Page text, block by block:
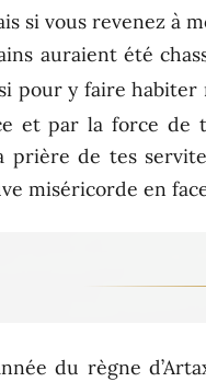
si vous revenez à
auraient été
pour y faire habiter
et par la force de
prière de tes
miséricorde en
du règne